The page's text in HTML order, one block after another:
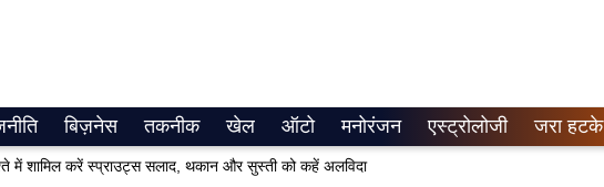
बिज़नेस तकनीक खेल ऑटो मनोरंजन एस्ट्रोलोजी जरा हटके
में शामिल करें स्प्राउट्स सलाद, थकान और सुस्ती को कहें अलविदा